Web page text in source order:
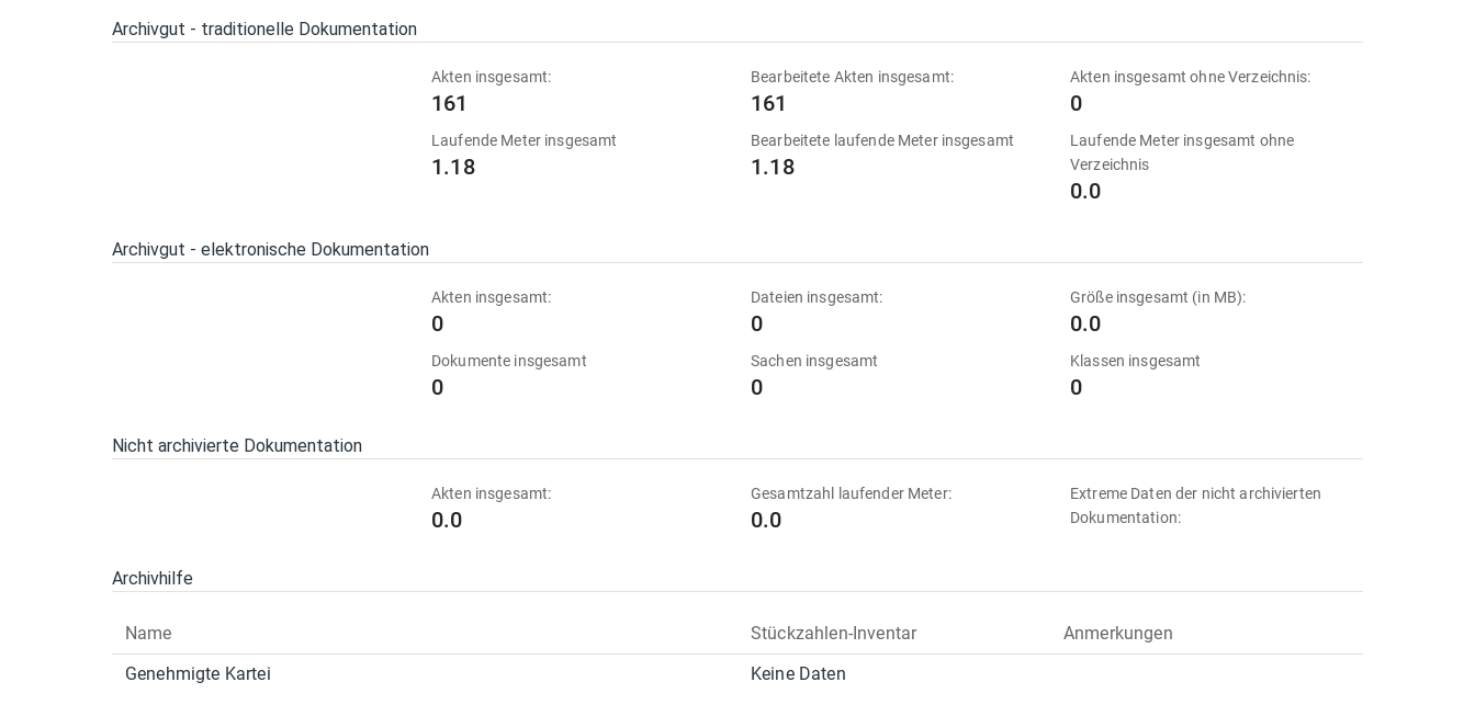
Archivgut - traditionelle Dokumentation
Akten insgesamt:
161
Bearbeitete Akten insgesamt:
161
Akten insgesamt ohne Verzeichnis:
0
Laufende Meter insgesamt
1.18
Bearbeitete laufende Meter insgesamt
1.18
Laufende Meter insgesamt ohne
Verzeichnis
0.0
Archivgut - elektronische Dokumentation
Akten insgesamt:
0
Dateien insgesamt:
0
Größe insgesamt (in MB):
0.0
Dokumente insgesamt
0
Sachen insgesamt
0
Klassen insgesamt
0
Nicht archivierte Dokumentation
Akten insgesamt:
0.0
Gesamtzahl laufender Meter:
0.0
Extreme Daten der nicht archivierten
Dokumentation:
Archivhilfe
Name Stückzahlen-Inventar
Anmerkungen
Genehmigte Kartei
Keine Daten